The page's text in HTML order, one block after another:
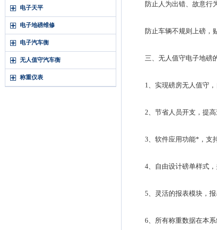
电子天平
电子地磅维修
电子汽车衡
无人值守汽车衡
称重仪表
防止人为出错、故意行为
防止车辆不规则上磅，贴
三、无人值守电子地磅
1、实现磅房无人值守，
2、节省人员开支，提高
3、软件应用功能*，支持
4、自由设计磅单样式，
5、灵活的报表模块，报
6、所有称重数据在本系